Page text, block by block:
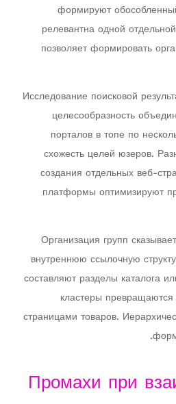
формируют
релевантна одной
позволяет формировать
Исследование поисковой
целесообразность
порталов в топе по
схожесть целей юзеров.
создания отдельных веб-
платформы оптимизируют
Организация групп
внутреннюю ссылочную
составляют разделы каталога
кластеры
страницами товаров.
Промахи при